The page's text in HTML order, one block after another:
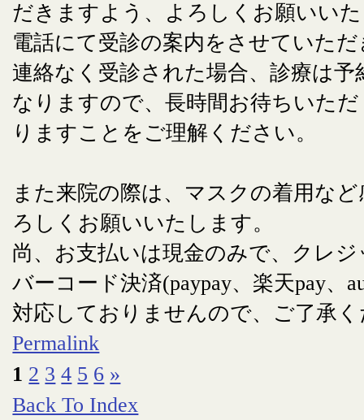
だきますよう、よろしくお願いい
電話にて受診の案内をさせていた
連絡なく受診された場合、診療は予
なりますので、長時間お待ちいた
りますことをご理解ください。
また来院の際は、マスクの着用な
ろしくお願いいたします。
尚、お支払いは現金のみで、クレ
バーコード決済(paypay、楽天pay、
対応しておりませんので、ご了承
Permalink
1 2 3 4 5 6 »
Back To Index